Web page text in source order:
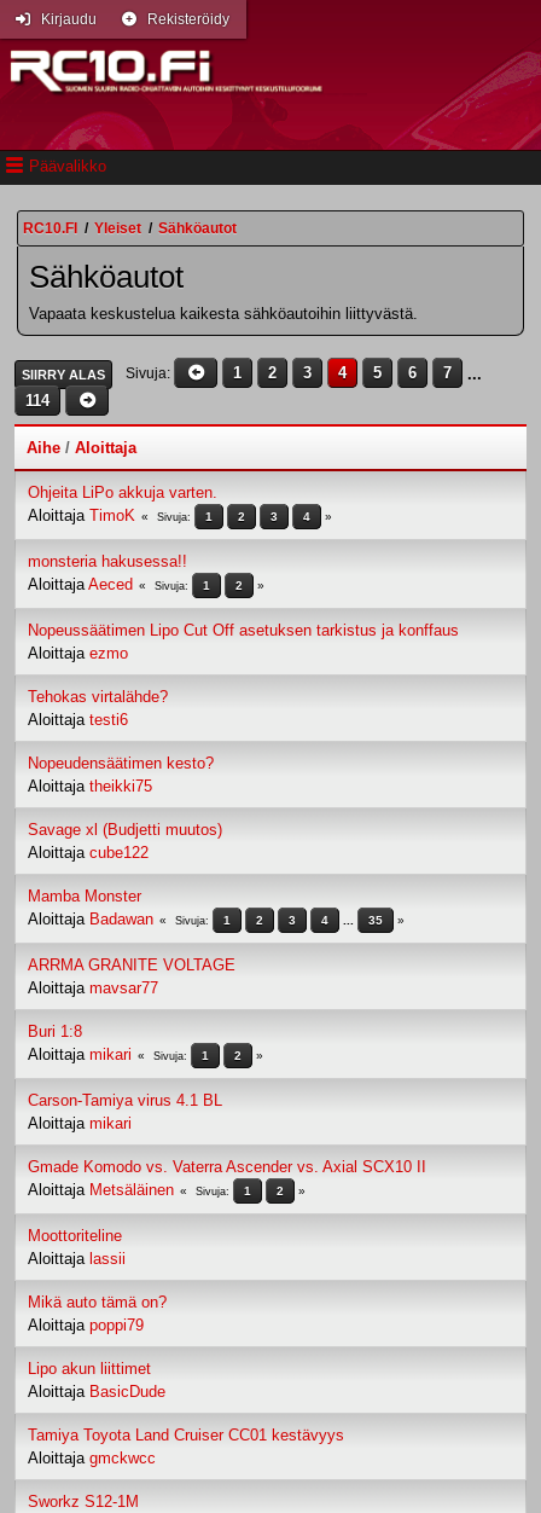
Päävalikko
Kirjaudu Rekisteröidy
RC10.FI / Yleiset / Sähköautot
Sähköautot
Vapaata keskustelua kaikesta sähköautoihin liittyvästä.
SIIRRY ALAS Sivuja 1 2 3 4 5 6 7
...
114
Aihe / Aloittaja
Ohjeita LiPo akkuja varten.
Aloittaja TimoK Sivuja 1 2 3 4
monsteria hakusessa!!
Aloittaja Aeced Sivuja 1 2
Nopeussäätimen Lipo Cut Off asetuksen tarkistus ja konffaus
Aloittaja ezmo
Tehokas virtalähde?
Aloittaja testi6
Nopeudensäätimen kesto?
Aloittaja theikki75
Savage xl (Budjetti muutos)
Aloittaja cube122
Mamba Monster
Aloittaja Badawan Sivuja 1 2 3 4 35
ARRMA GRANITE VOLTAGE
Aloittaja mavsar77
Buri 1:8
Aloittaja mikari Sivuja 1 2
Carson-Tamiya virus 4.1 BL
Aloittaja mikari
Gmade Komodo vs. Vaterra Ascender vs. Axial SCX10 II
Aloittaja Metsäläinen Sivuja 1 2
Moottoriteline
Aloittaja lassii
Mikä auto tämä on?
Aloittaja poppi79
Lipo akun liittimet
Aloittaja BasicDude
Tamiya Toyota Land Cruiser CC01 kestävyys
Aloittaja gmckwcc
Sworkz S12-1M